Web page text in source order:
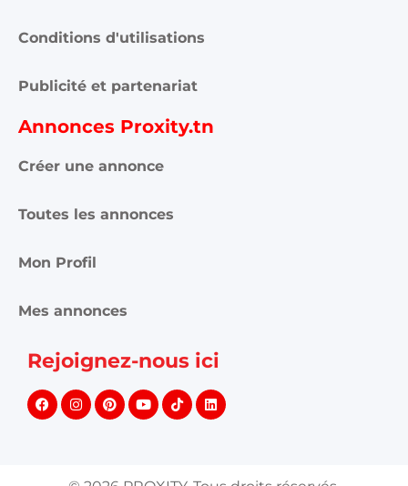
Conditions d'utilisations
Publicité et partenariat
Annonces Proxity.tn
Créer une annonce
Toutes les annonces
Mon Profil
Mes annonces
Rejoignez-nous ici